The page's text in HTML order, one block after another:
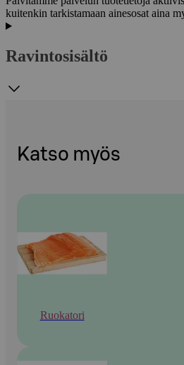
kuitenkin tarkistamaan ainesosat aina
Ravintosisältö
Katso myös
Ruokatori